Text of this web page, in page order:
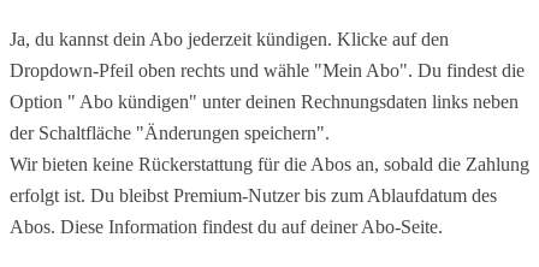
Ja, du kannst dein Abo jederzeit kündigen. Klicke auf den
Dropdown-Pfeil oben rechts und wähle "Mein Abo". Du findest die
Option " Abo kündigen" unter deinen Rechnungsdaten links neben
der Schaltfläche "Änderungen speichern".
Wir bieten keine Rückerstattung für die Abos an, sobald die Zahlung
erfolgt ist. Du bleibst Premium-Nutzer bis zum Ablaufdatum des
Abos. Diese Information findest du auf deiner Abo-Seite.